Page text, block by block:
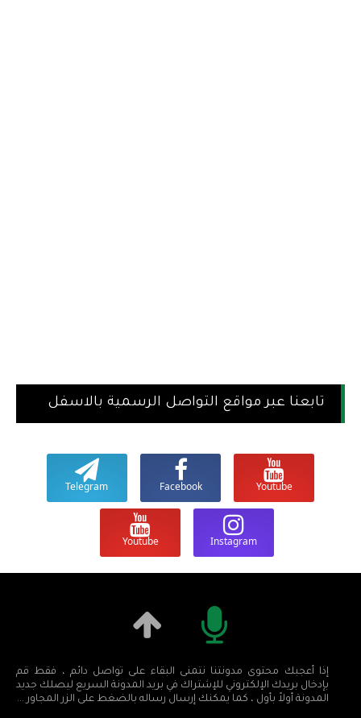
تابعنا عبر مواقع التواصل الرسمية بالاسفل
Youtube
Facebook
Telegram
Instagram
Youtube
إذا أعجبك محتوى مدونتنا نتمنى البقاء على تواصل دائم ، فقط قم
بإدخال بريدك الإلكتروني للإشتراك في بريد المدونة السريع ليصلك جديد
المدونة أولاً بأول ، كما يمكنك إرسال رساله بالضغط على الزر المجاور ...